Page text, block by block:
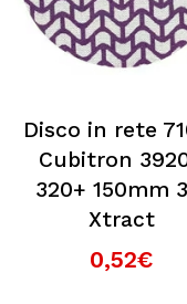
Disco in rete
Cubitron
320+ 150mm
Xtract
0,52€